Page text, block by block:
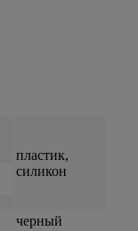
пластик,
силикон
черный